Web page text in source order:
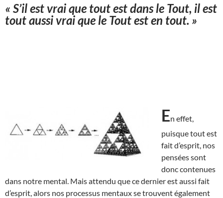
« S’il est vrai que tout est dans le Tout, il est
tout aussi vrai que le Tout est en tout. »
En effet,
puisque tout est
fait d’esprit, nos
pensées sont
donc contenues
dans notre mental. Mais attendu que ce dernier est aussi fait
d’esprit, alors nos processus mentaux se trouvent également